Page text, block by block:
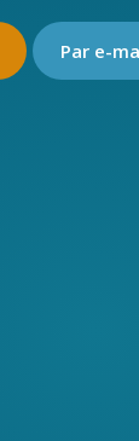
Par e-